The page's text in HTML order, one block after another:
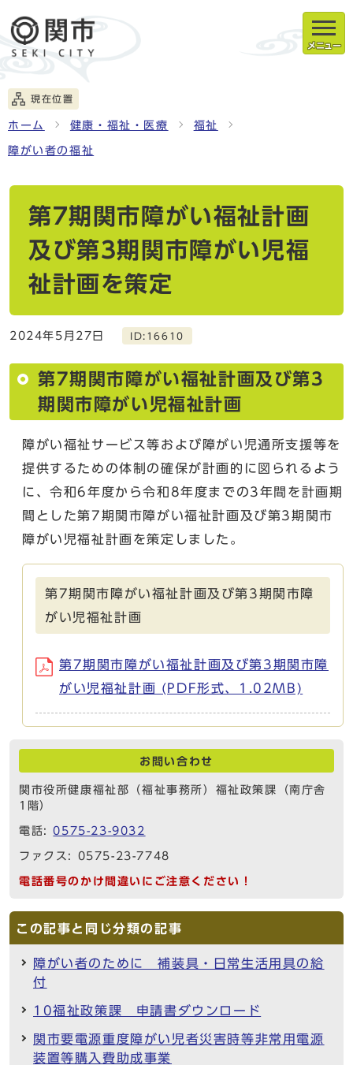
メニュー
現在位置
ホーム 健康・福祉・医療 福祉
障がい者の福祉
第7期関市障がい福祉計画
及び第3期関市障がい児福
祉計画を策定
2024年5月27日 ID:16610
第7期関市障がい福祉計画及び第3
期関市障がい児福祉計画
障がい福祉サービス等および障がい児通所支援等を
提供するための体制の確保が計画的に図られるよう
に、令和6年度から令和8年度までの3年間を計画期
間とした第7期関市障がい福祉計画及び第3期関市
障がい児福祉計画を策定しました。
第7期関市障がい福祉計画及び第3期関市障
がい児福祉計画
第7期関市障がい福祉計画及び第3期関市障
がい児福祉計画 (PDF形式、1.02MB)
お問い合わせ
関市役所健康福祉部（福祉事務所）福祉政策課（南庁舎
1階）
電話:0575-23-9032
ファクス: 0575-23-7748
電話番号のかけ間違いにご注意ください！
この記事と同じ分類の記事
障がい者のために 補装具・日常生活用具の給
付
10福祉政策課 申請書ダウンロード
関市要電源重度障がい児者災害時等非常用電源
装置等購入費助成事業